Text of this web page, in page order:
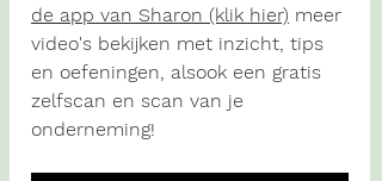
de app van Sharon (klik hier) meer
video's bekijken met inzicht, tips
en oefeningen, alsook een gratis
zelfscan en scan van je
onderneming!